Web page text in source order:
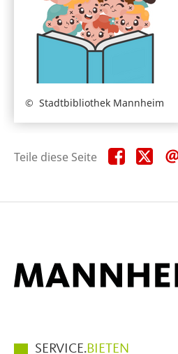
Stadtbibliothek Mannheim
Teile diese Seite Teile
diese
Teile
diese
Hauptmenüpunkte
SERVICE.BIETEN